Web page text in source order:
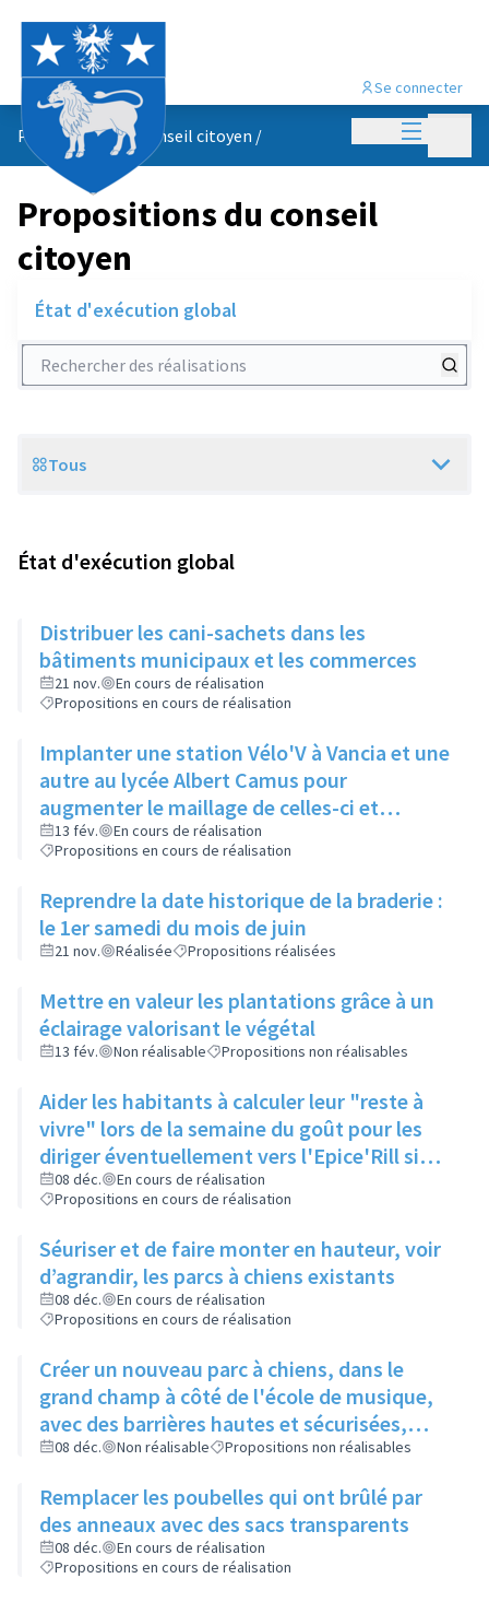
Menu
Se connecter
Propositions du conseil citoyen /
Propositions du conseil
citoyen
État d'exécution global
Rechercher des réalisations
Scope
Tous
État d'exécution global
Distribuer les cani-sachets dans les
bâtiments municipaux et les commerces
21 nov.
En cours de réalisation
Propositions en cours de réalisation
Implanter une station Vélo'V à Vancia et une
autre au lycée Albert Camus pour
augmenter le maillage de celles-ci et
compenser le manque de bus à Vancia
notamment
13 fév.
En cours de réalisation
Propositions en cours de réalisation
Reprendre la date historique de la braderie :
le 1er samedi du mois de juin
21 nov. Réalisée Propositions réalisées
Mettre en valeur les plantations grâce à un
éclairage valorisant le végétal
13 fév. Non réalisable Propositions non réalisables
Aider les habitants à calculer leur "reste à
vivre" lors de la semaine du goût pour les
diriger éventuellement vers l'Epice'Rill si
besoin
08 déc.
En cours de réalisation
Propositions en cours de réalisation
Séuriser et de faire monter en hauteur, voir
d’agrandir, les parcs à chiens existants
08 déc.
En cours de réalisation
Propositions en cours de réalisation
Créer un nouveau parc à chiens, dans le
grand champ à côté de l'école de musique,
avec des barrières hautes et sécurisées,
pour qu'il y ait assez d'espace pour que les
08 déc. Non réalisable Propositions non réalisables
Remplacer les poubelles qui ont brûlé par
des anneaux avec des sacs transparents
08 déc.
En cours de réalisation
Propositions en cours de réalisation